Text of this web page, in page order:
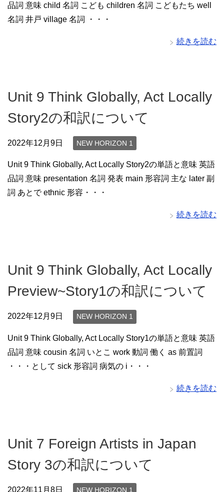
品詞 意味 child 名詞 こども children 名詞 こどもたち well
名詞 井戸 village 名詞 ・・・
続きを読む
Unit 9 Think Globally, Act Locally
Story2の和訳について
2022年12月9日 NEW HORIZON 1
Unit 9 Think Globally, Act Locally Story2の単語と意味 英語
品詞 意味 presentation 名詞 発表 main 形容詞 主な later 副
詞 あとで ethnic 形容・・・
続きを読む
Unit 9 Think Globally, Act Locally
Preview~Story1の和訳について
2022年12月9日 NEW HORIZON 1
Unit 9 Think Globally, Act Locally Story1の単語と意味 英語
品詞 意味 cousin 名詞 いとこ work 動詞 働く as 前置詞
・・・として sick 形容詞 病気の i・・・
続きを読む
Unit 7 Foreign Artists in Japan
Story 3の和訳について
2022年11月8日 NEW HORIZON 1